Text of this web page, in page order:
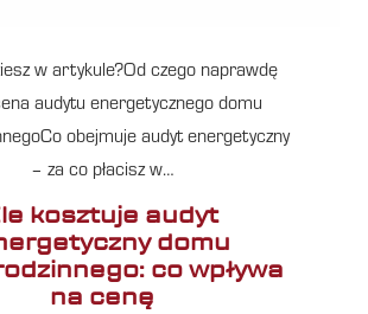
w artykule?Od czego naprawdę
audytu energetycznego domu
obejmuje audyt energetyczny
– za co płacisz w…
kosztuje audyt
domu
co wpływa
na cenę